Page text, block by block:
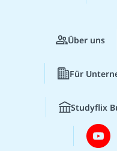
Über uns
Für
Studyflix